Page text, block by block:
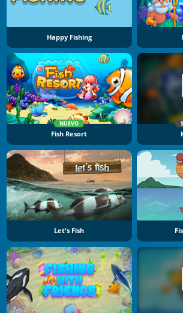
Happy Fishing
NUEVO
Fish Resort
Let's Fish